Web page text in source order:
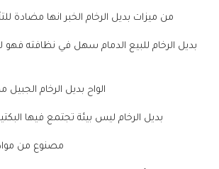
من ميزات بديل الرخام الخبر انها مضادة
بديل الرخام للبيع الدمام سهل في نظافته فهو
الواح بديل الرخام الجبيل
بديل الرخام ليس بيئة تجتمع فيها
مصنوع من مواد